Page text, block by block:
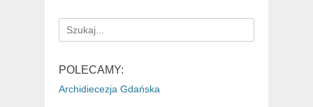
Search
for:
POLECAMY:
Archidiecezja Gdańska